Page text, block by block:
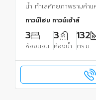
น้ำ ทำเลศักยภาพรามคำแ
ทาวน์โฮม ทาวน์เฮ้าส์
3
ห้องนอน
3
ห้องน้ำ
132
ตร.ม.